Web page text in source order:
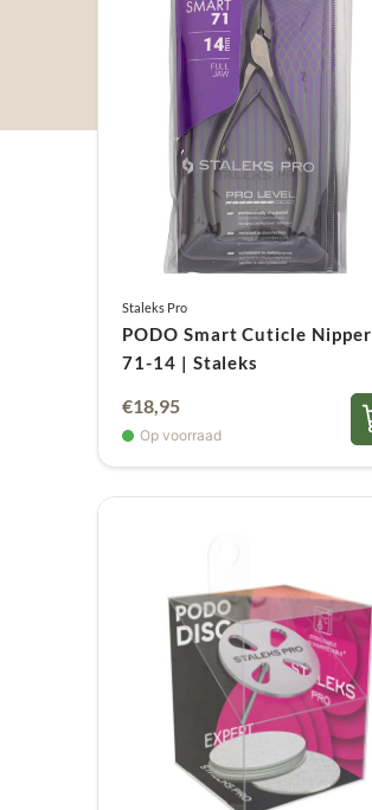
Staleks Pro
PODO Smart Cuticle Nipper
71-14 | Staleks
€18,95
Op voorraad